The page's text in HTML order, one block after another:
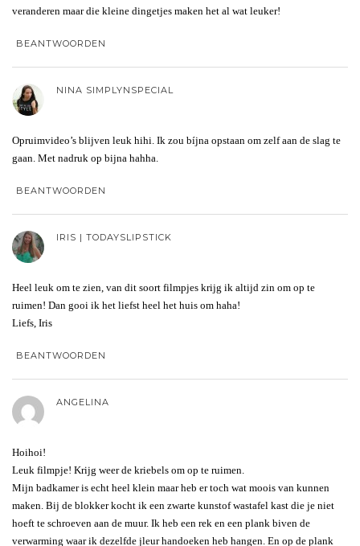
veranderen maar die kleine dingetjes maken het al wat leuker!
BEANTWOORDEN
NINA SIMPLYNSPECIAL
Opruimvideo’s blijven leuk hihi. Ik zou bíjna opstaan om zelf aan de slag te
gaan. Met nadruk op bijna hahha.
BEANTWOORDEN
IRIS | TODAYSLIPSTICK
Heel leuk om te zien, van dit soort filmpjes krijg ik altijd zin om op te
ruimen! Dan gooi ik het liefst heel het huis om haha!
Liefs, Iris
BEANTWOORDEN
ANGELINA
Hoihoi!
Leuk filmpje! Krijg weer de kriebels om op te ruimen.
Mijn badkamer is echt heel klein maar heb er toch wat moois van kunnen
maken. Bij de blokker kocht ik een zwarte kunstof wastafel kast die je niet
hoeft te schroeven aan de muur. Ik heb een rek en een plank biven de
verwarming waar ik dezelfde jleur handoeken heb hangen. En op de plank